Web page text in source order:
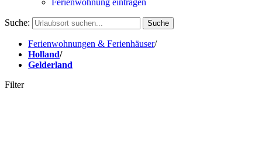
Ferienwohnung eintragen
Suche: Suche
Ferienwohnungen & Ferienhäuser/
Holland/
Gelderland
Filter